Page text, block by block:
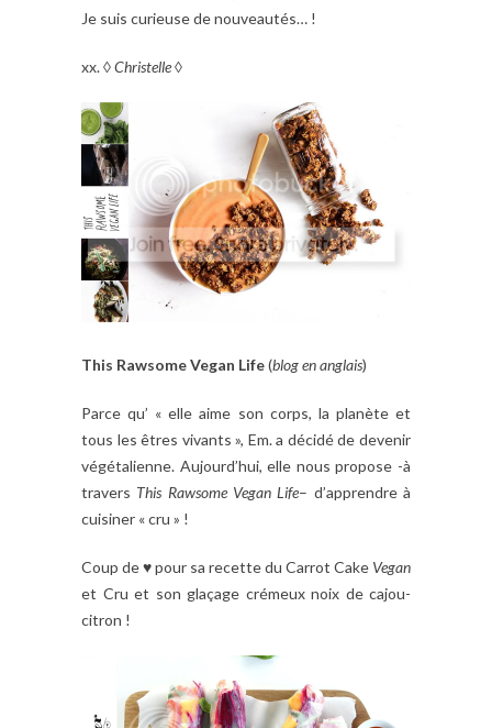
Je suis curieuse de nouveautés… !
xx. ◊Christelle◊
This Rawsome Vegan Life(blog en anglais)
Parce qu’ « elle aime son corps, la planète et
tous les êtres vivants », Em. a décidé de devenir
végétalienne. Aujourd’hui, elle nous propose -à
travers This Rawsome Vegan Life– d’apprendre à
cuisiner « cru » !
Coup de ♥ pour sa recette du Carrot Cake Vegan
et Cru et son glaçage crémeux noix de cajou-
citron !